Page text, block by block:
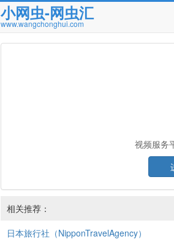
小网虫-网虫汇
www.wangchonghui.com
视频服务
相关推荐：
日本旅行社（NipponTravelAgency）